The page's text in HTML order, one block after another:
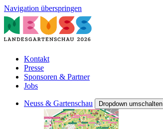
Navigation überspringen
Kontakt
Presse
Sponsoren & Partner
Jobs
Neuss & Gartenschau Dropdown umschalten